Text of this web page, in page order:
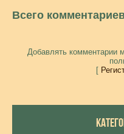
Всего
Добавлять комментарии
[